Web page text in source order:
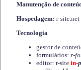
Manutenção de
Hospedagem: r-site.net
Tecnologia
gestor de
formulários: r-
editor: r-site in-